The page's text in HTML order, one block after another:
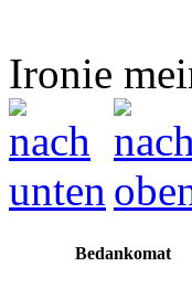
Ironie
Bedankomat